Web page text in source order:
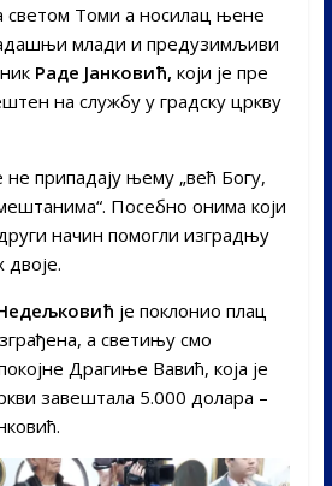
светом Томи а носилац њене
млади и предузимљиви
Раде Јанковић, који је пре
на службу у градску цркву
припадају њему „већ Богу,
Посебно онима који
начин помогли изградњу
двоје.
је поклонио плац
а светињу смо
Драгиње Вавић, која је
завештала 5.000 долара –